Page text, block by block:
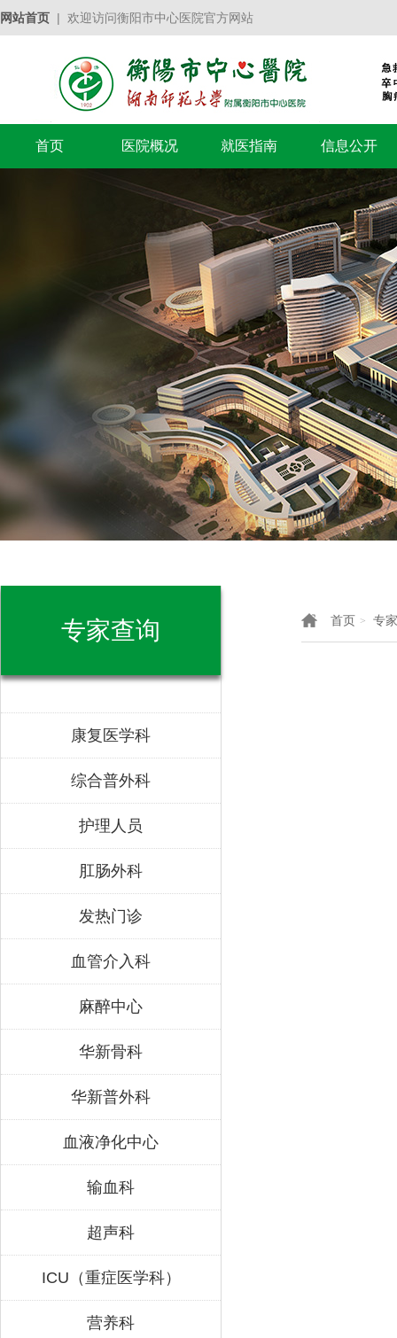
网站首页 | 欢迎访问衡阳市中心医院官方网站
首页 医院概况 就医指南 信息公开
专家查询
康复医学科
综合普外科
护理人员
肛肠外科
发热门诊
血管介入科
麻醉中心
华新骨科
华新普外科
血液净化中心
输血科
超声科
ICU（重症医学科）
营养科
首页 > 专